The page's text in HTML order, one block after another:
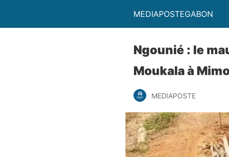
MEDIAPOSTEGABON
Ngounié : le
Moukala à
MEDIAPOSTE